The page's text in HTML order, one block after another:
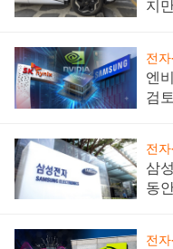
지
전자
엔
검
전자
삼
동
전자